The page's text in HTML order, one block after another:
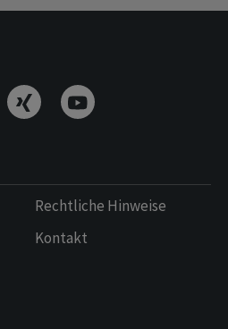
Rechtliche Hinweise
Kontakt